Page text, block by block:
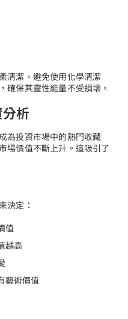
清潔。避免使用化學清潔
確保其靈性能量不受損壞。
析
為投資市場中的熱門收藏
場價值不斷上升。這吸引了
決定：
值
越高
藝術價值